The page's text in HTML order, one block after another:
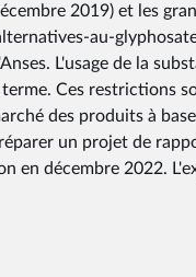
2019) et les
au-
L'usage de la
Ces restrictions
des produits à
un projet de
en décembre 2022.